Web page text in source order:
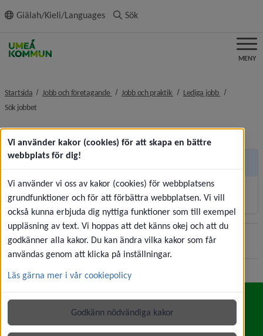
innehållet
Giälah/Kieli/Languages Sök
MENY
Startsida Jobb och företagande nivå i brödsmulenavigeringen
Jobb och praktik nivå i
Lediga jobb nivå i
Sök jobbet
Andra sidor
Korttidsvikariat och sommarjobb
Sidan uppdaterades2026-07-30 Dela
Kontakt
Vi använder kakor (cookies) för att skapa en bättre
webbplats för dig!
Vi använder vi oss av kakor (cookies) för webbplatsens
grundfunktioner och för att förbättra webbplatsen. Vi vill
också kunna erbjuda dig nyttiga funktioner som till exempel
uppläsning av text. Vi hoppas att det känns okej och att du
godkänner alla kakor. Du kan ändra vilka kakor som får
användas genom att klicka på inställningar.
Läs gärna mer i vår cookiepolicy
Godkänn nödvändiga kakor